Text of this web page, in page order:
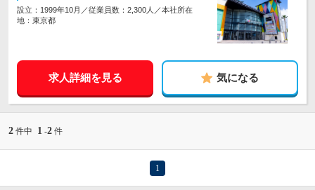
設立：1999年10月／従業員数：2,300人／本社所在
地：東京都
求人詳細を見る 気になる
2 件中 1 -2 件
1